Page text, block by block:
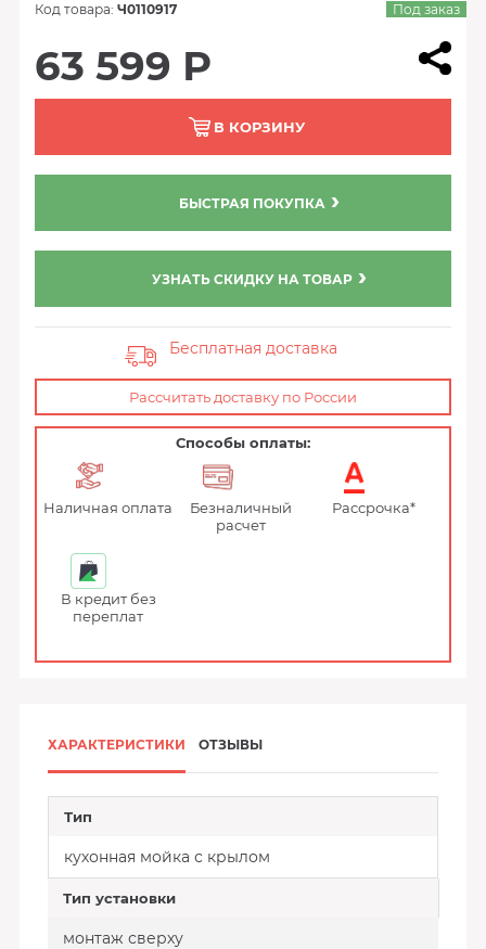
Код товара: Ч0110917 Под заказ
63 599 Р
В КОРЗИНУ
БЫСТРАЯ ПОКУПКА
УЗНАТЬ СКИДКУ НА ТОВАР
Бесплатная доставка
Рассчитать доставку по России
Способы оплаты:
Наличная оплата
Безналичный
расчет
Рассрочка*
В кредит без
переплат
ХАРАКТЕРИСТИКИ ОТЗЫВЫ
Тип
кухонная мойка с крылом
Тип установки
монтаж сверху